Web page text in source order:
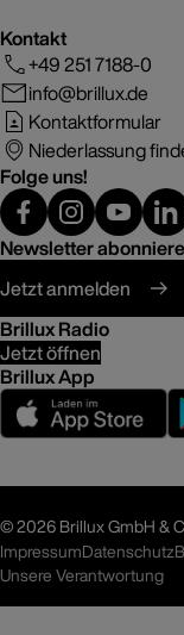
Kontakt
+49 251 7188-0
info@brillux.de
Kontaktformular
Niederlassung
Folge uns!
Newsletter
Jetzt anmelden
Brillux Radio
Jetzt öffnen
Brillux App
©2026 Brillux GmbH &
ImpressumDatenschutz
Unsere Verantwortung